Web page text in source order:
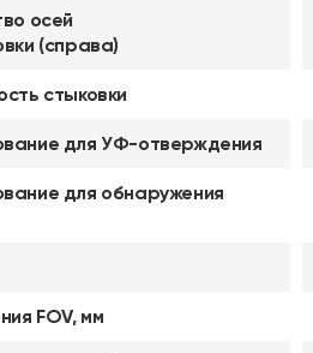
осей
(справа)
стыковки
для УФ-отверждения
для обнаружения
FOV, мм